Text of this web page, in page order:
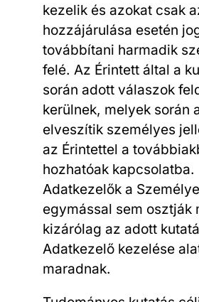
kezelik és azokat csak
hozzájárulása esetén
továbbítani harmadik
felé. Az Érintett által a
során adott válaszok
kerülnek, melyek során
elveszítik személyes
az Érintettel a
hozhatóak kapcsolatba.
Adatkezelők a
egymással sem osztják
kizárólag az adott
Adatkezelő kezelése
maradnak.